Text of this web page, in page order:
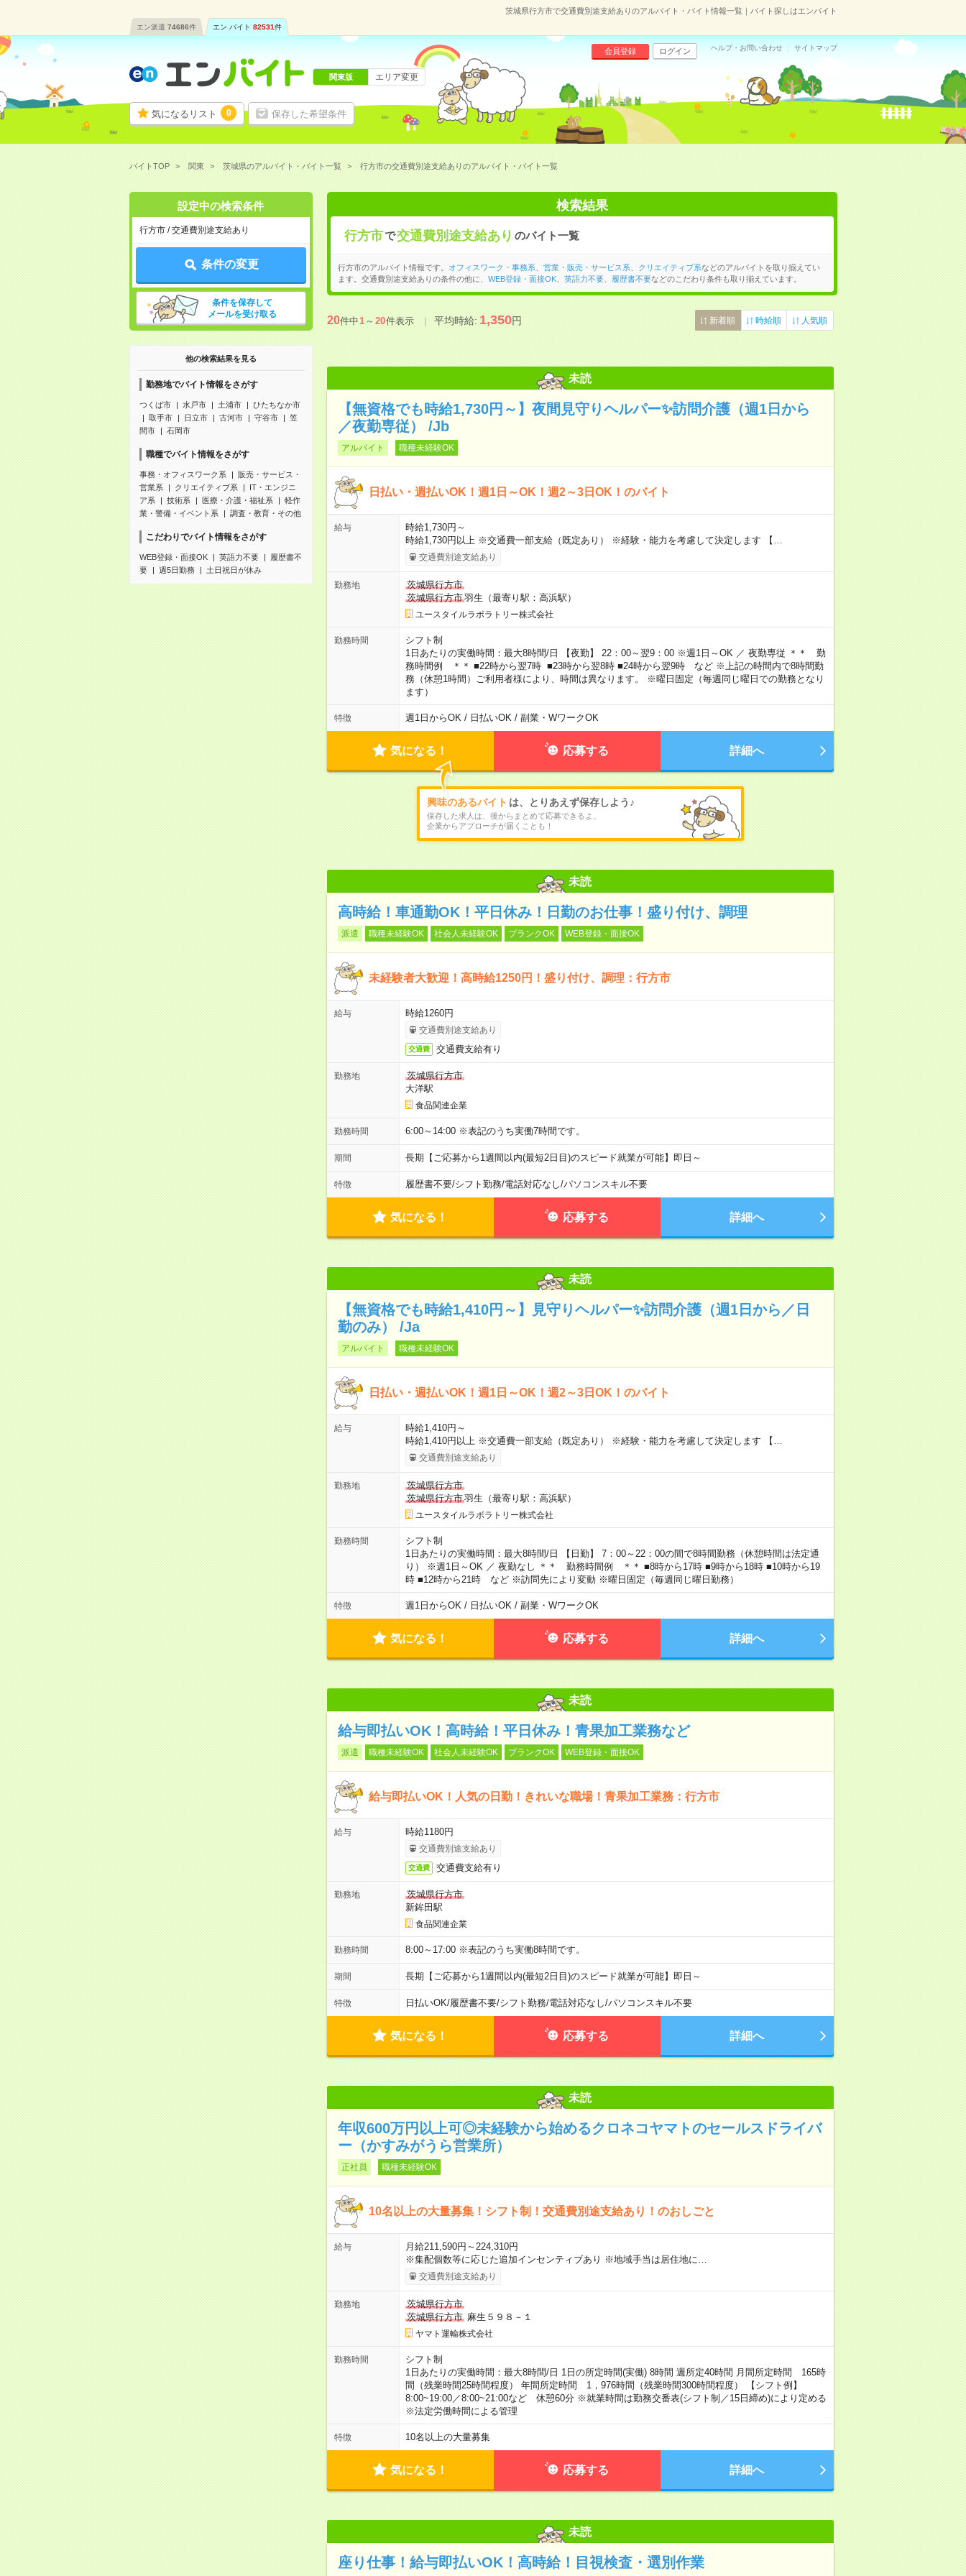
茨城県行方市で交通費別途支給ありのアルバイト・バイト情報一覧｜バイト探しはエンバイト
エン派遣 74686件 エン バイト 82531件
気になるリスト 0 保存した希望条件
会員登録 ログイン ヘルプ・お問い合わせ サイトマップ
関東版 エリア変更
バイトTOP 関東 茨城県のアルバイト・バイト一覧 行方市の交通費別途支給ありのアルバイト・バイト一覧
設定中の検索条件
行方市 / 交通費別途支給あり
条件の変更
条件を保存して
メールを受け取る
他の検索結果を見る
勤務地でバイト情報をさがす
つくば市 水戸市 土浦市
ひたちなか市
取手市
日立市 古河市 守谷市
笠
間市
石岡市
職種でバイト情報をさがす
事務・オフィスワーク系
販売・サービス・
営業系
クリエイティブ系
IT・エンジニ
ア系
技術系 医療・介護・福祉系
軽作
業・警備・イベント系
調査・教育・その他
こだわりでバイト情報をさがす
WEB登録・面接OK 英語力不要
履歴書不
要
週5日勤務 土日祝日が休み
検索結果
行方市で交通費別途支給あり のバイト一覧
行方市のアルバイト情報です。 オフィスワーク・事務系 営業・販売・サービス系 クリエイティブ系などのアルバイトを取り揃えてい
ます。交通費別途支給ありの条件の他に、 WEB登録・面接OK、 英語力不要、 履歴書不要などのこだわり条件も取り揃えています。
20件中1～20件表示 平均時給:1,350円 新着順 時給順 人気順
未読
【無資格でも時給1,730円～】夜間見守りヘルパー✨訪問介護（週1日から
／夜勤専従） /Jb
アルバイト 職種未経験OK
日払い・週払いOK！週1日～OK！週2～3日OK！のバイト
給与
時給1,730円～
時給1,730円以上 ※交通費一部支給（既定あり） ※経験・能力を考慮して決定します 【…
交通費別途支給あり
勤務地
茨城県行方市
茨城県行方市羽生（最寄り駅：高浜駅）
ユースタイルラボラトリー株式会社
勤務時間
シフト制
1日あたりの実働時間：最大8時間/日 【夜勤】 22：00～翌9：00 ※週1日～OK ／ 夜勤専従 ＊＊ 勤
務時間例 ＊＊ ■22時から翌7時 ■23時から翌8時 ■24時から翌9時 など ※上記の時間内で8時間勤
務（休憩1時間）ご利用者様により、時間は異なります。 ※曜日固定（毎週同じ曜日での勤務となり
ます）
特徴 週1日からOK / 日払いOK / 副業・WワークOK
気になる！ 応募する 詳細へ
興味のあるバイト は、とりあえず保存しよう♪
保存した求人は、後からまとめて応募できるよ。
企業からアプローチが届くことも！
未読
高時給！車通勤OK！平日休み！日勤のお仕事！盛り付け、調理
派遣 職種未経験OK 社会人未経験OK ブランクOK WEB登録・面接OK
未経験者大歓迎！高時給1250円！盛り付け、調理：行方市
給与 時給1260円
交通費別途支給あり
交通費 交通費支給有り
勤務地
茨城県行方市
大洋駅
食品関連企業
勤務時間 6:00～14:00 ※表記のうち実働7時間です。
期間 長期【ご応募から1週間以内(最短2日目)のスピード就業が可能】即日～
特徴 履歴書不要/シフト勤務/電話対応なし/パソコンスキル不要
気になる！ 応募する 詳細へ
未読
【無資格でも時給1,410円～】見守りヘルパー✨訪問介護（週1日から／日
勤のみ） /Ja
アルバイト 職種未経験OK
日払い・週払いOK！週1日～OK！週2～3日OK！のバイト
給与
時給1,410円～
時給1,410円以上 ※交通費一部支給（既定あり） ※経験・能力を考慮して決定します 【…
交通費別途支給あり
勤務地
茨城県行方市
茨城県行方市羽生（最寄り駅：高浜駅）
ユースタイルラボラトリー株式会社
勤務時間
シフト制
1日あたりの実働時間：最大8時間/日 【日勤】 7：00～22：00の間で8時間勤務（休憩時間は法定通
り） ※週1日～OK ／ 夜勤なし ＊＊ 勤務時間例 ＊＊ ■8時から17時 ■9時から18時 ■10時から19
時 ■12時から21時 など ※訪問先により変動 ※曜日固定（毎週同じ曜日勤務）
特徴 週1日からOK / 日払いOK / 副業・WワークOK
気になる！ 応募する 詳細へ
未読
給与即払いOK！高時給！平日休み！青果加工業務など
派遣 職種未経験OK 社会人未経験OK ブランクOK WEB登録・面接OK
給与即払いOK！人気の日勤！きれいな職場！青果加工業務：行方市
給与 時給1180円
交通費別途支給あり
交通費 交通費支給有り
勤務地
茨城県行方市
新鉾田駅
食品関連企業
勤務時間 8:00～17:00 ※表記のうち実働8時間です。
期間 長期【ご応募から1週間以内(最短2日目)のスピード就業が可能】即日～
特徴 日払いOK/履歴書不要/シフト勤務/電話対応なし/パソコンスキル不要
気になる！ 応募する 詳細へ
未読
年収600万円以上可◎未経験から始めるクロネコヤマトのセールスドライバ
ー（かすみがうら営業所）
正社員 職種未経験OK
10名以上の大量募集！シフト制！交通費別途支給あり！のおしごと
給与
月給211,590円～224,310円
※集配個数等に応じた追加インセンティブあり ※地域手当は居住地に…
交通費別途支給あり
勤務地
茨城県行方市
茨城県行方市麻生５９８－１
ヤマト運輸株式会社
勤務時間
シフト制
1日あたりの実働時間：最大8時間/日 1日の所定時間(実働) 8時間 週所定40時間 月間所定時間 165時
間（残業時間25時間程度） 年間所定時間 1，976時間（残業時間300時間程度） 【シフト例】
8:00~19:00／8:00~21:00など 休憩60分 ※就業時間は勤務交番表(シフト制／15日締め)により定める
※法定労働時間による管理
特徴 10名以上の大量募集
気になる！ 応募する 詳細へ
未読
座り仕事！給与即払いOK！高時給！目視検査・選別作業